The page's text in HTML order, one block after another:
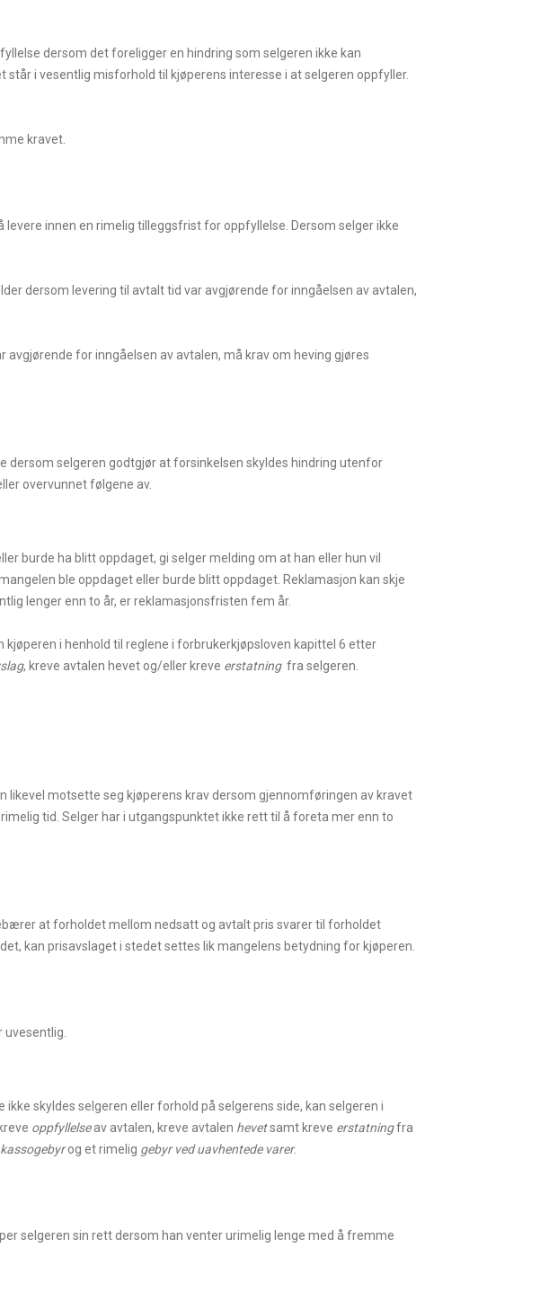
dersom det foreligger en hindring som selgeren ikke kan
i vesentlig misforhold til kjøperens interesse i at selgeren oppfyller.
kravet.
innen en rimelig tilleggsfrist for oppfyllelse. Dersom selger ikke
dersom levering til avtalt tid var avgjørende for inngåelsen av avtalen,
for inngåelsen av avtalen, må krav om heving gjøres
dersom selgeren godtgjør at forsinkelsen skyldes hindring utenfor
overvunnet følgene av.
burde ha blitt oppdaget, gi selger melding om at han eller hun vil
ble oppdaget eller burde blitt oppdaget. Reklamasjon kan skje
lenger enn to år, er reklamasjonsfristen fem år.
kjøperen i henhold til reglene i forbrukerkjøpsloven kapittel 6 etter
, kreve avtalen hevet og/eller kreve erstatning fra selgeren.
likevel motsette seg kjøperens krav dersom gjennomføringen av kravet
tid. Selger har i utgangspunktet ikke rett til å foreta mer enn to
at forholdet mellom nedsatt og avtalt pris svarer til forholdet
kan prisavslaget i stedet settes lik mangelens betydning for kjøperen.
skyldes selgeren eller forhold på selgerens side, kan selgeren i
oppfyllelseav avtalen, kreve avtalen hevetsamt kreve erstatningfra
og et rimelig gebyr ved uavhentede varer.
selgeren sin rett dersom han venter urimelig lenge med å fremme